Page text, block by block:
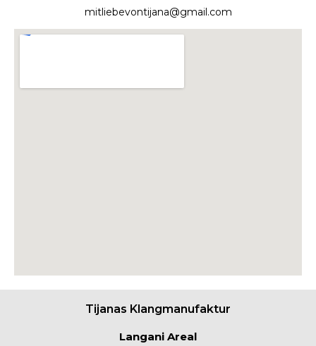
mitliebevontijana@gmail.com
Tijanas Klangmanufaktur
Langani Areal